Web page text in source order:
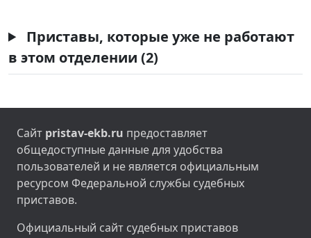
Приставы, которые уже не работают
в этом отделении (2)
Сайт pristav-ekb.ru предоставляет
общедоступные данные для удобства
пользователей и не является официальным
ресурсом Федеральной службы судебных
приставов.
Официальный сайт судебных приставов